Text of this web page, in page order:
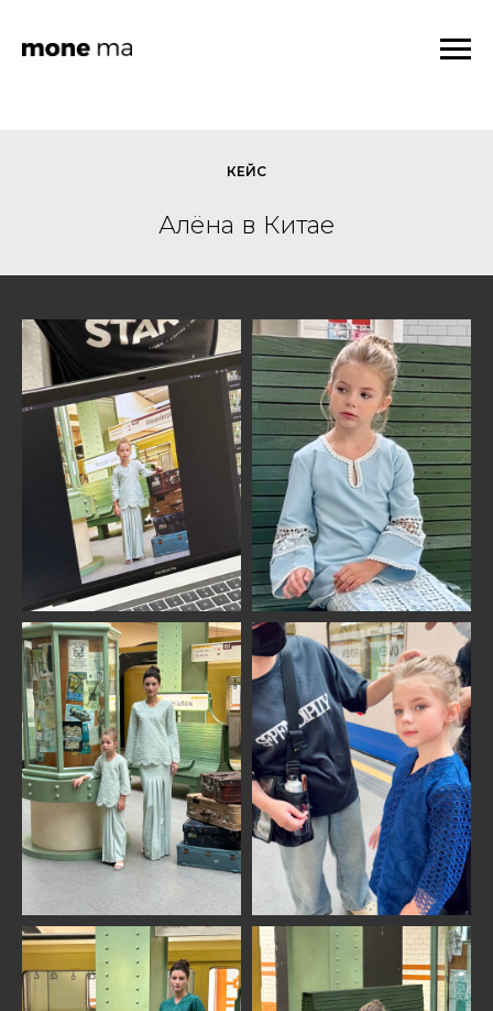
КЕЙС
Алёна в Китае